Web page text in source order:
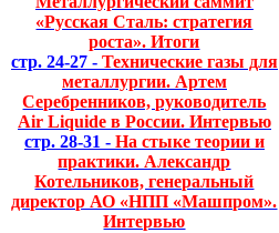
«Русская Сталь: стратегия
роста». Итоги
стр. 24-27 - Технические газы для
металлургии. Артем
Серебренников, руководитель
Air Liquide в России. Интервью
стр. 28-31 - На стыке теории и
практики. Александр
Котельников, генеральный
директор АО «НПП «Машпром».
Интервью